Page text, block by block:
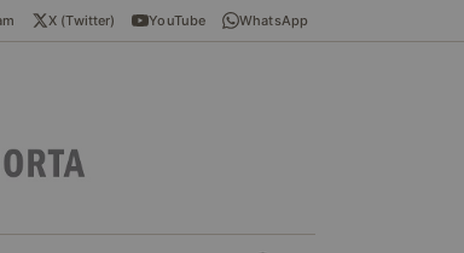
X (Twitter) YouTube WhatsApp